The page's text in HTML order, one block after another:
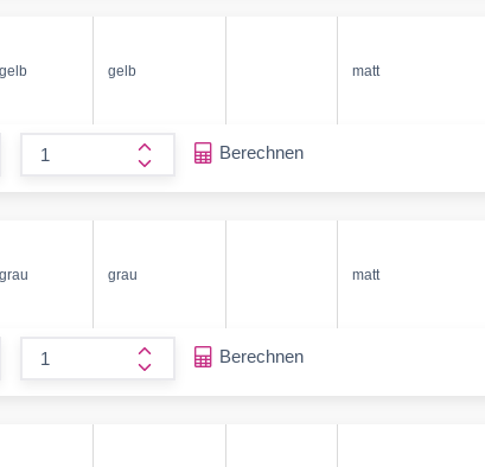
gelb gelb matt
form.increase-amount
Berechnen
grau grau matt
form.increase-amount
Berechnen